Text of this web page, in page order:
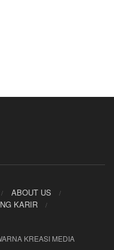
ABOUT US
KARIR
KREASI MEDIA